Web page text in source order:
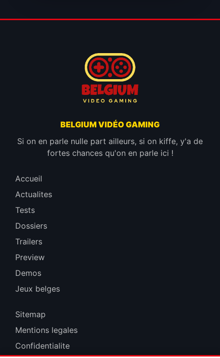
BELGIUM VIDÉO GAMING
Si on en parle nulle part ailleurs, si on kiffe, y'a de
fortes chances qu'on en parle ici !
Accueil
Actualites
Tests
Dossiers
Trailers
Preview
Demos
Jeux belges
Sitemap
Mentions legales
Confidentialite